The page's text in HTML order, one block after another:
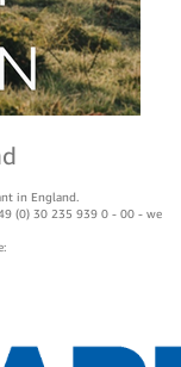
in England.
(0) 30 235 939 0 - 00 - we